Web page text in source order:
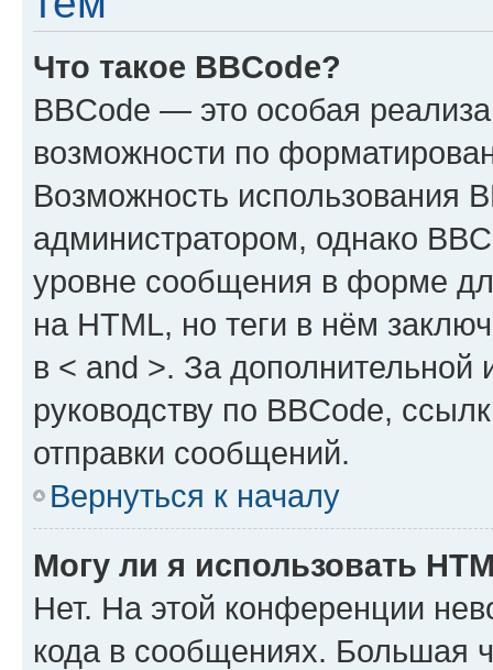
Что такое BBCode?
BBCode — это особая
возможности по
Возможность использования
администратором, однако
уровне сообщения в форме
на HTML, но теги в нём
в < and >. За
руководству по BBCode,
отправки сообщений.
Вернуться к началу
Могу ли я использовать
Нет. На этой конференции
кода в сообщениях. Большая